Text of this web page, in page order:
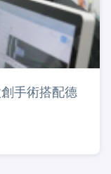
手術搭配德